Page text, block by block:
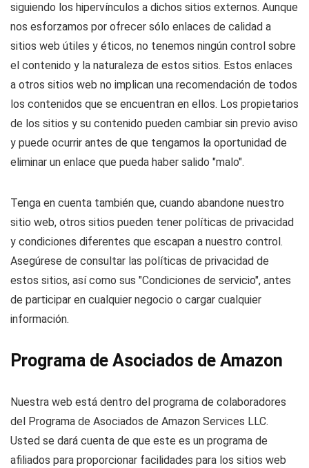
siguiendo los hipervínculos a dichos sitios externos. Aunque
nos esforzamos por ofrecer sólo enlaces de calidad a
sitios web útiles y éticos, no tenemos ningún control sobre
el contenido y la naturaleza de estos sitios. Estos enlaces
a otros sitios web no implican una recomendación de todos
los contenidos que se encuentran en ellos. Los propietarios
de los sitios y su contenido pueden cambiar sin previo aviso
y puede ocurrir antes de que tengamos la oportunidad de
eliminar un enlace que pueda haber salido "malo".
Tenga en cuenta también que, cuando abandone nuestro
sitio web, otros sitios pueden tener políticas de privacidad
y condiciones diferentes que escapan a nuestro control.
Asegúrese de consultar las políticas de privacidad de
estos sitios, así como sus "Condiciones de servicio", antes
de participar en cualquier negocio o cargar cualquier
información.
Programa de Asociados de Amazon
Nuestra web está dentro del programa de colaboradores
del Programa de Asociados de Amazon Services LLC.
Usted se dará cuenta de que este es un programa de
afiliados para proporcionar facilidades para los sitios web